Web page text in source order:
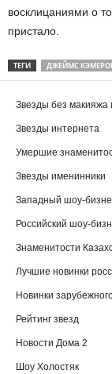
восклицаниями о
пристало.
ТЕГИ ДЖЕЙМС
Звезды без
Звезды интернета
Умершие
Звезды именинники
Западный шоу-
Российский шоу-
Знаменитости
Лучшие новинки
Новинки
Рейтинг звезд
Новости Дома 2
Шоу Холостяк